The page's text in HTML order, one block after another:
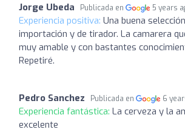
Jorge Ubeda Publicada en 5 years
Experiencia positiva: Una buena
importación y de tirador. La camarera
muy amable y con bastantes
Repetiré.
Pedro Sanchez Publicada en 6
Experiencia fantástica: La cerveza y la
excelente